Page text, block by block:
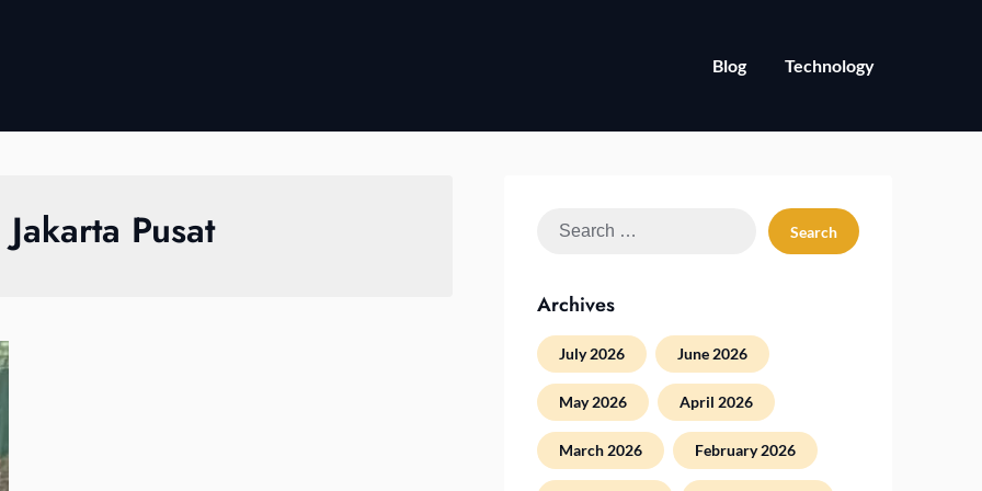
Blog Technology
Pusat
Search
Archives
July 2026 June 2026
May 2026 April 2026
March 2026 February 2026